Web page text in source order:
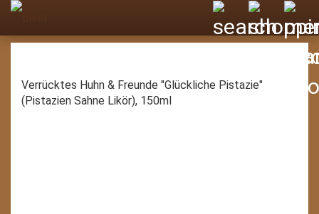
Verrücktes Huhn & Freunde "Glückliche Pistazie"
(Pistazien Sahne Likör), 150ml